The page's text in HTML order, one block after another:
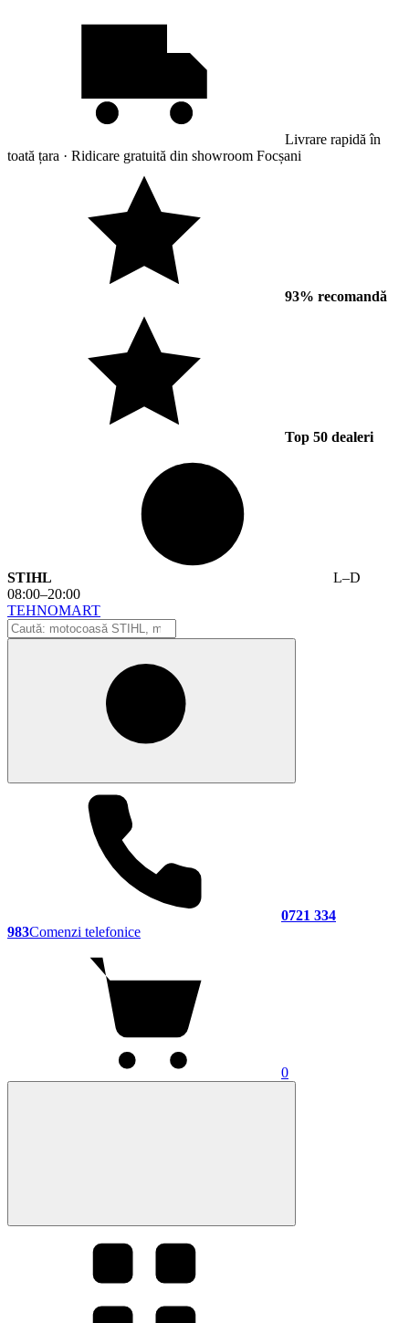
Livrare rapidă în
toată țara · Ridicare gratuită din showroom Focșani
93% recomandă
Top 50 dealeri
STIHL
L–D
08:00–20:00
TEHNOMART
0721 334
983Comenzi telefonice
0